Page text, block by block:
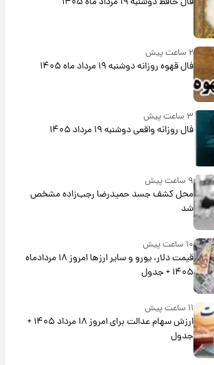
۲ ساعت پیش
فال قهوه روزانه دوشنبه ۱۹ مرداد ماه ۱۴۰۵
فال روزانه واقعی دوشنبه ۱۹ مرداد ۱۴۰۵
۹ ساعت پیش
محل کشف جسد حمیدرضا رجب‌زاده مشخص
شد
۱۰ ساعت پیش
قیمت دلار، یورو و سایر ارزها امروز ۱۸ مردادماه
۱۴۰۵ + جدول
۱۱ ساعت پیش
ارزش سهام عدالت برای امروز ۱۸ مرداد ۱۴۰۵ +
جدول